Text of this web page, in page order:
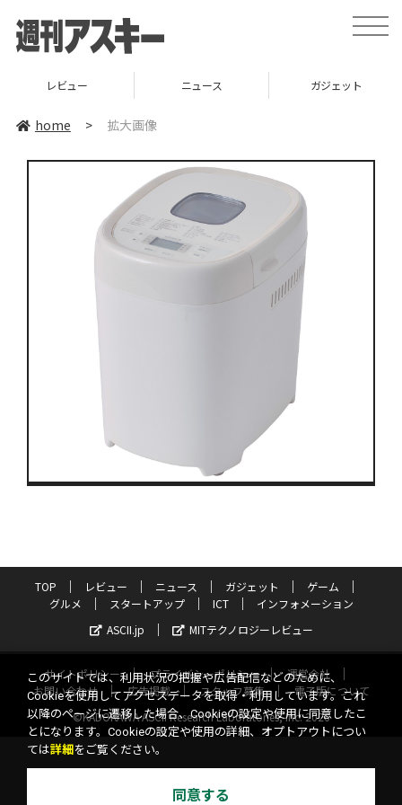
toggle
レビュー ニュース ガジェット
home > 拡大画像
TOP レビュー ニュース ガジェット
ゲーム
グルメ
スタートアップ ICT
インフォメーション
ASCII.jp
MITテクノロジーレビュー
サイトポリシー プライバシーポリシー
運営会社
お問い合わせ
広告掲載 スタッフ募集
電子版について
©KADOKAWA ASCII Research Laboratories, Inc. 2026
このサイトでは、利用状況の把握や広告配信などのために、
Cookieを使用してアクセスデータを取得・利用しています。これ
以降のページに遷移した場合、Cookieの設定や使用に同意したこ
とになります。Cookieの設定や使用の詳細、オプトアウトについ
ては詳細 をご覧ください。
同意する